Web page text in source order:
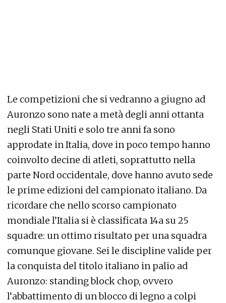
Le competizioni che si vedranno a giugno ad
Auronzo sono nate a metà degli anni ottanta
negli Stati Uniti e solo tre anni fa sono
approdate in Italia, dove in poco tempo hanno
coinvolto decine di atleti, soprattutto nella
parte Nord occidentale, dove hanno avuto sede
le prime edizioni del campionato italiano. Da
ricordare che nello scorso campionato
mondiale l’Italia si è classificata 14a su 25
squadre: un ottimo risultato per una squadra
comunque giovane. Sei le discipline valide per
la conquista del titolo italiano in palio ad
Auronzo: standing block chop, ovvero
l’abbattimento di un blocco di legno a colpi